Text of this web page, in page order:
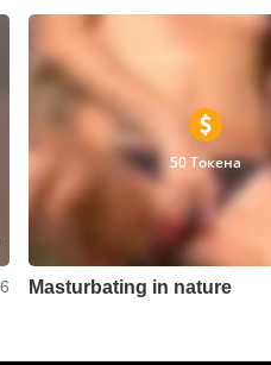
50 Токена
Masturbating in nature